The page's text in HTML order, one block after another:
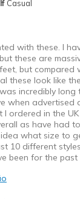
Casual
with these. I
these are
but compared
these look like
incredibly
when advertised
I ordered in the
as have had
what size to
10 different
been for the past